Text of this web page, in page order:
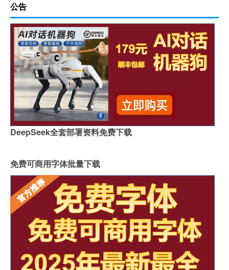
公告
DeepSeek全套部署资料免费下载
免费可商用字体批量下载